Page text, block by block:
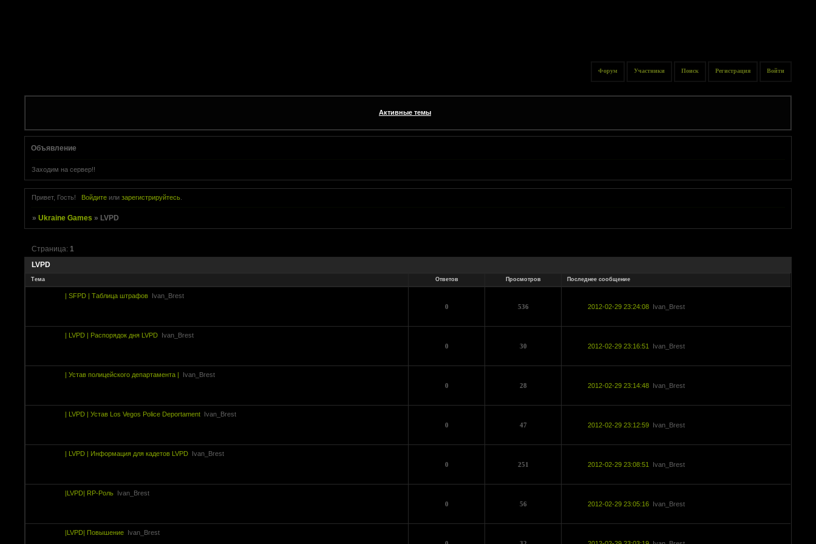
Форум Участники Поиск Регистрация Войти
Активные темы
Объявление
Заходим на сервер!!
Привет, Гость! Войдитеили зарегистрируйтесь.
»Ukraine Games » LVPD
LVPD
Страница:1
Тема Ответов Просмотров Последнее сообщение
| SFPD | Таблица штрафов Ivan_Brest
0
536 2012-02-29 23:24:08 Ivan_Brest
| LVPD | Распорядок дня LVPD Ivan_Brest
0
30 2012-02-29 23:16:51 Ivan_Brest
| Устав полицейского департамента |
Ivan_Brest
0
28 2012-02-29 23:14:48 Ivan_Brest
| LVPD | Устав Los Vegos Police Deportament Ivan_Brest
0
47 2012-02-29 23:12:59 Ivan_Brest
| LVPD | Информация для кадетов LVPD Ivan_Brest
0
251 2012-02-29 23:08:51 Ivan_Brest
|LVPD| RP-Роль Ivan_Brest
0
56 2012-02-29 23:05:16 Ivan_Brest
|LVPD| Повышение Ivan_Brest